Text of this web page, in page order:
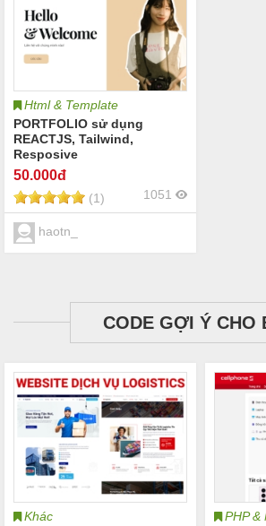
Html & Template
PORTFOLIO sử dụng
REACTJS, Tailwind,
Resposive
50.000đ
(1) 1051
haotn_
CODE GỢI Ý CHO
Khác
PHP &